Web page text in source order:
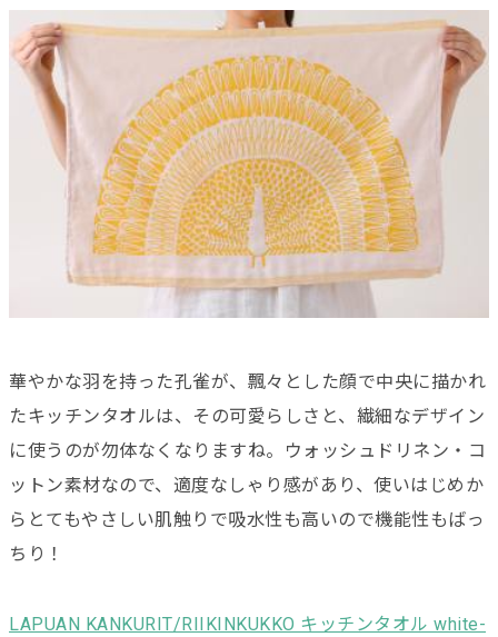
華やかな羽を持った孔雀が、飄々とした顔で中央に描かれ
たキッチンタオルは、その可愛らしさと、繊細なデザイン
に使うのが勿体なくなりますね。ウォッシュドリネン・コ
ットン素材なので、適度なしゃり感があり、使いはじめか
らとてもやさしい肌触りで吸水性も高いので機能性もばっ
ちり！
LAPUAN KANKURIT/RIIKINKUKKO キッチンタオル white-